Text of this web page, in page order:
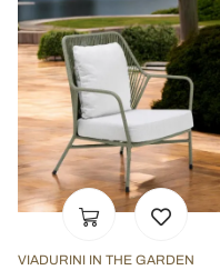
VIADURINI IN THE GARDEN